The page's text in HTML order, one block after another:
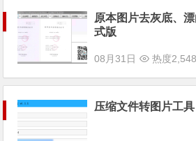
原本图片去灰底、
式版
08月31日 热度
压缩文件转图片工具